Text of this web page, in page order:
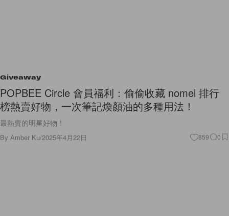
Giveaway
POPBEE Circle 會員福利：偷偷收藏 nomel 排行
榜熱賣好物，一次筆記煥顏油的多種用法！
最熱賣的明星好物！
By Amber Ku/2025年4月22日 859 0